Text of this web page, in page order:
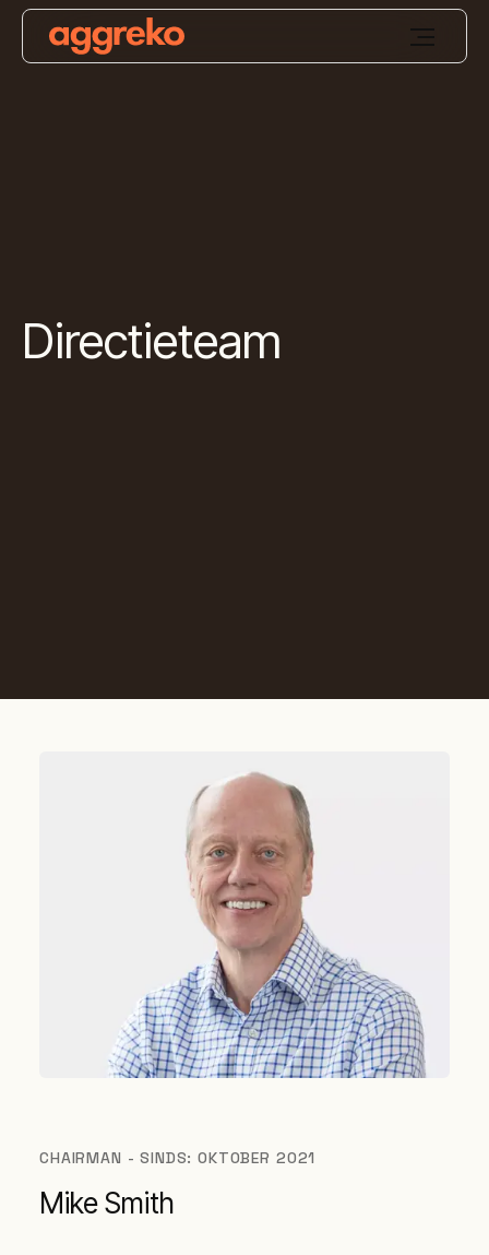
Directieteam
CHAIRMAN - SINDS: OKTOBER 2021
Mike Smith